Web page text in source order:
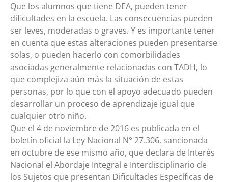
Que los alumnos que tiene DEA, pueden tener
dificultades en la escuela. Las consecuencias pueden
ser leves, moderadas o graves. Y es importante tener
en cuenta que estas alteraciones pueden presentarse
solas, o pueden hacerlo con comorbilidades
asociadas generalmente relacionadas con TADH, lo
que complejiza aún más la situación de estas
personas, por lo que con el apoyo adecuado pueden
desarrollar un proceso de aprendizaje igual que
cualquier otro niño.
Que el 4 de noviembre de 2016 es publicada en el
boletín oficial la Ley Nacional N° 27.306, sancionada
en octubre de ese mismo año, que declara de Interés
Nacional el Abordaje Integral e Interdisciplinario de
los Sujetos que presentan Dificultades Específicas de